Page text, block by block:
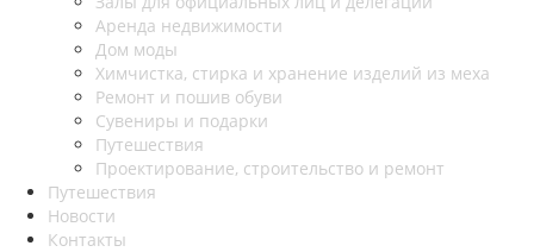
Аренда недвижимости
Дом моды
Химчистка, стирка и хранение изделий из меха
Ремонт и пошив обуви
Сувениры и подарки
Путешествия
Проектирование, строительство и ремонт
Путешествия
Новости
Контакты